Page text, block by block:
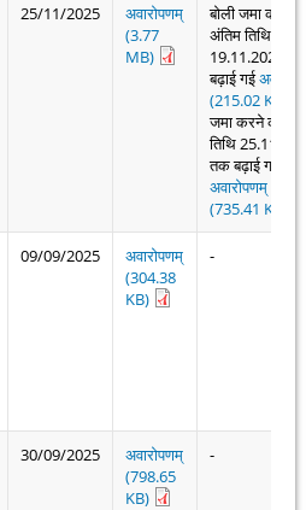
25/11/2025
अवारोपणम्
(3.77
MB)
बोली जमा करने
अंतिम तिथि
19.11.2025
बढ़ाई गई
(215.02 KB)
जमा करने की
तिथि
तक बढ़ाई गई
अवारोपणम्
(735.41 KB)
09/09/2025
अवारोपणम्
(304.38
KB)
-
30/09/2025
अवारोपणम्
(798.65
KB)
-